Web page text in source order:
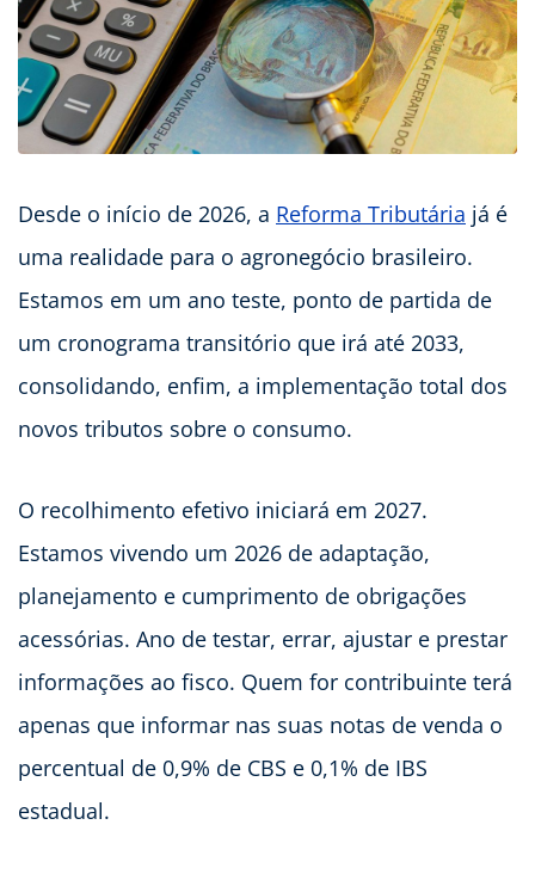
Desde o início de 2026, a Reforma Tributária já é
uma realidade para o agronegócio brasileiro.
Estamos em um ano teste, ponto de partida de
um cronograma transitório que irá até 2033,
consolidando, enfim, a implementação total dos
novos tributos sobre o consumo.
O recolhimento efetivo iniciará em 2027.
Estamos vivendo um 2026 de adaptação,
planejamento e cumprimento de obrigações
acessórias. Ano de testar, errar, ajustar e prestar
informações ao fisco. Quem for contribuinte terá
apenas que informar nas suas notas de venda o
percentual de 0,9% de CBS e 0,1% de IBS
estadual.